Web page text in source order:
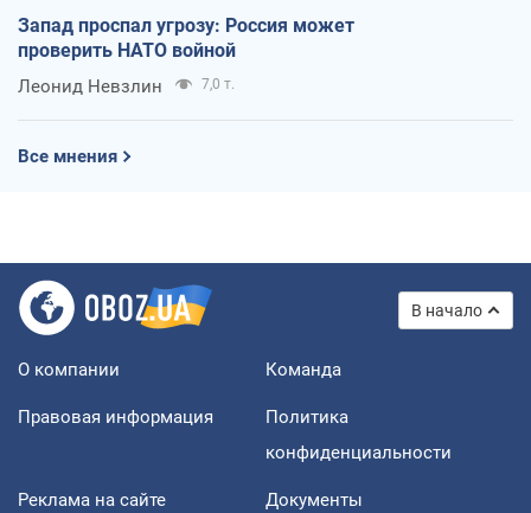
Запад проспал угрозу: Россия может
проверить НАТО войной
Леонид Невзлин 7,0 т.
Все мнения
В начало
О компании Команда
Правовая информация
Политика
конфиденциальности
Реклама на сайте Документы